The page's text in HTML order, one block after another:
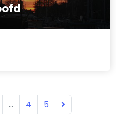
... 4 5